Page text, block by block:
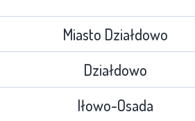
Miasto Działdowo
Działdowo
Iłowo-Osada